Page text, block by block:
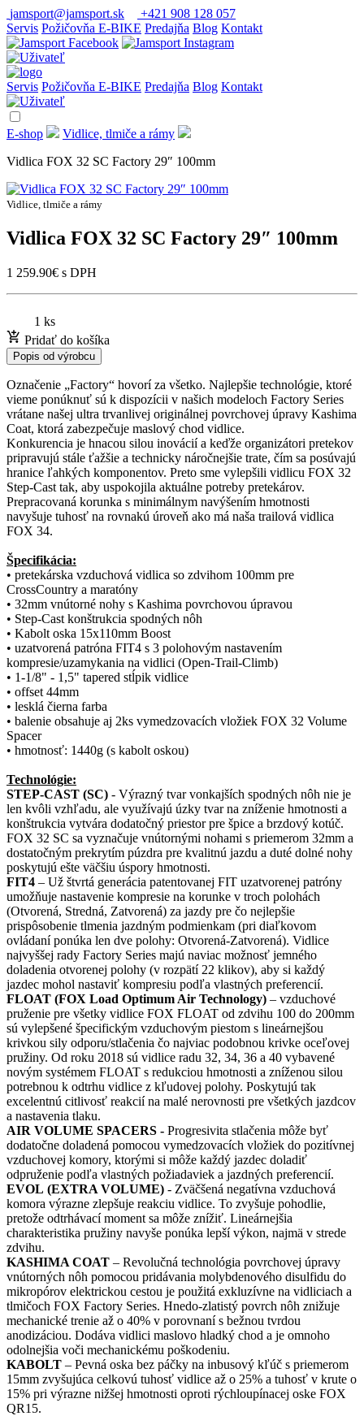
jamsport@jamsport.sk
+421 908 128 057
Servis Požičovňa E-BIKE Predajňa Blog Kontakt
Servis Požičovňa E-BIKE Predajňa Blog Kontakt
E-shop
Vidlice, tlmiče a rámy
Vidlica FOX 32 SC Factory 29″ 100mm
Vidlice, tlmiče a rámy
Vidlica FOX 32 SC Factory 29″ 100mm
1 259.90€ s DPH
1 ks
Pridať do košíka
Popis od výrobcu
Označenie „Factory“ hovorí za všetko. Najlepšie technológie, ktoré
vieme ponúknuť sú k dispozícii v našich modeloch Factory Series
vrátane našej ultra trvanlivej originálnej povrchovej úpravy Kashima
Coat, ktorá zabezpečuje maslový chod vidlice.
Konkurencia je hnacou silou inovácií a keďže organizátori pretekov
pripravujú stále ťažšie a technicky náročnejšie trate, čím sa posúvajú
hranice ľahkých komponentov. Preto sme vylepšili vidlicu FOX 32
Step-Cast tak, aby uspokojila aktuálne potreby pretekárov.
Prepracovaná korunka s minimálnym navýšením hmotnosti
navyšuje tuhosť na rovnakú úroveň ako má naša trailová vidlica
FOX 34.
Špecifikácia:
• pretekárska vzduchová vidlica so zdvihom 100mm pre
CrossCountry a maratóny
• 32mm vnútorné nohy s Kashima povrchovou úpravou
• Step-Cast konštrukcia spodných nôh
• Kabolt oska 15x110mm Boost
• uzatvorená patróna FIT4 s 3 polohovým nastavením
kompresie/uzamykania na vidlici (Open-Trail-Climb)
• 1-1/8" - 1,5" tapered stĺpik vidlice
• offset 44mm
• lesklá čierna farba
• balenie obsahuje aj 2ks vymedzovacích vložiek FOX 32 Volume
Spacer
• hmotnosť: 1440g (s kabolt oskou)
Technológie:
STEP-CAST (SC) - Výrazný tvar vonkajších spodných nôh nie je
len kvôli vzhľadu, ale využívajú úzky tvar na zníženie hmotnosti a
konštrukcia vytvára dodatočný priestor pre špice a brzdový kotúč.
FOX 32 SC sa vyznačuje vnútornými nohami s priemerom 32mm a
dostatočným prekrytím púzdra pre kvalitnú jazdu a duté dolné nohy
poskytujú ešte väčšiu úspory hmotnosti.
FIT4 – Už štvrtá generácia patentovanej FIT uzatvorenej patróny
umožňuje nastavenie kompresie na korunke v troch polohách
(Otvorená, Stredná, Zatvorená) za jazdy pre čo nejlepšie
prispôsobenie tlmenia jazdným podmienkam (pri diaľkovom
ovládaní ponúka len dve polohy: Otvorená-Zatvorená). Vidlice
najvyššej rady Factory Series majú naviac možnosť jemného
doladenia otvorenej polohy (v rozpätí 22 klikov), aby si každý
jazdec mohol nastaviť kompresiu podľa vlastných preferencií.
FLOAT (FOX Load Optimum Air Technology) – vzduchové
pruženie pre všetky vidlice FOX FLOAT od zdvihu 100 do 200mm
sú vylepšené špecifickým vzduchovým piestom s lineárnejšou
krivkou sily odporu/stlačenia čo najviac podobnou krivke oceľovej
pružiny. Od roku 2018 sú vidlice radu 32, 34, 36 a 40 vybavené
novým systémem FLOAT s redukciou hmotnosti a zníženou silou
potrebnou k odtrhu vidlice z kľudovej polohy. Poskytujú tak
excelentnú citlivosť reakcií na malé nerovnosti pre všetkých jazdcov
a nastavenia tlaku.
AIR VOLUME SPACERS - Progresivita stlačenia môže byť
dodatočne doladená pomocou vymedzovacích vložiek do pozitívnej
vzduchovej komory, ktorými si môže každý jazdec doladiť
odpruženie podľa vlastných požiadaviek a jazdných preferencií.
EVOL (EXTRA VOLUME) - Zväčšená negatívna vzduchová
komora výrazne zlepšuje reakciu vidlice. To zvyšuje pohodlie,
pretože odtrhávací moment sa môže znížiť. Lineárnejšia
charakteristika pružiny navyše ponúka lepší výkon, najmä v strede
zdvihu.
KASHIMA COAT – Revolučná technológia povrchovej úpravy
vnútorných nôh pomocou pridávania molybdenového disulfidu do
mikropórov elektrickou cestou je použitá exkluzívne na vidliciach a
tlmičoch FOX Factory Series. Hnedo-zlatistý povrch nôh znižuje
mechanické trenie až o 40% v porovnaní s bežnou tvrdou
anodizáciou. Dodáva vidlici maslovo hladký chod a je omnoho
odolnejšia voči mechanickému poškodeniu.
KABOLT – Pevná oska bez páčky na inbusový kľúč s priemerom
15mm zvyšujúca celkovú tuhosť vidlice až o 25% a tuhosť v krute o
15% pri výrazne nižšej hmotnosti oproti rýchloupínacej oske FOX
QR15.